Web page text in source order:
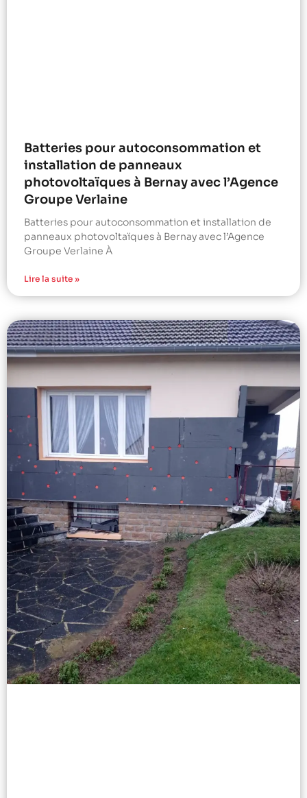
Batteries pour autoconsommation et
installation de panneaux
photovoltaïques à Bernay avec l’Agence
Groupe Verlaine
Batteries pour autoconsommation et installation de
panneaux photovoltaïques à Bernay avec l’Agence
Groupe Verlaine À
Lire la suite »